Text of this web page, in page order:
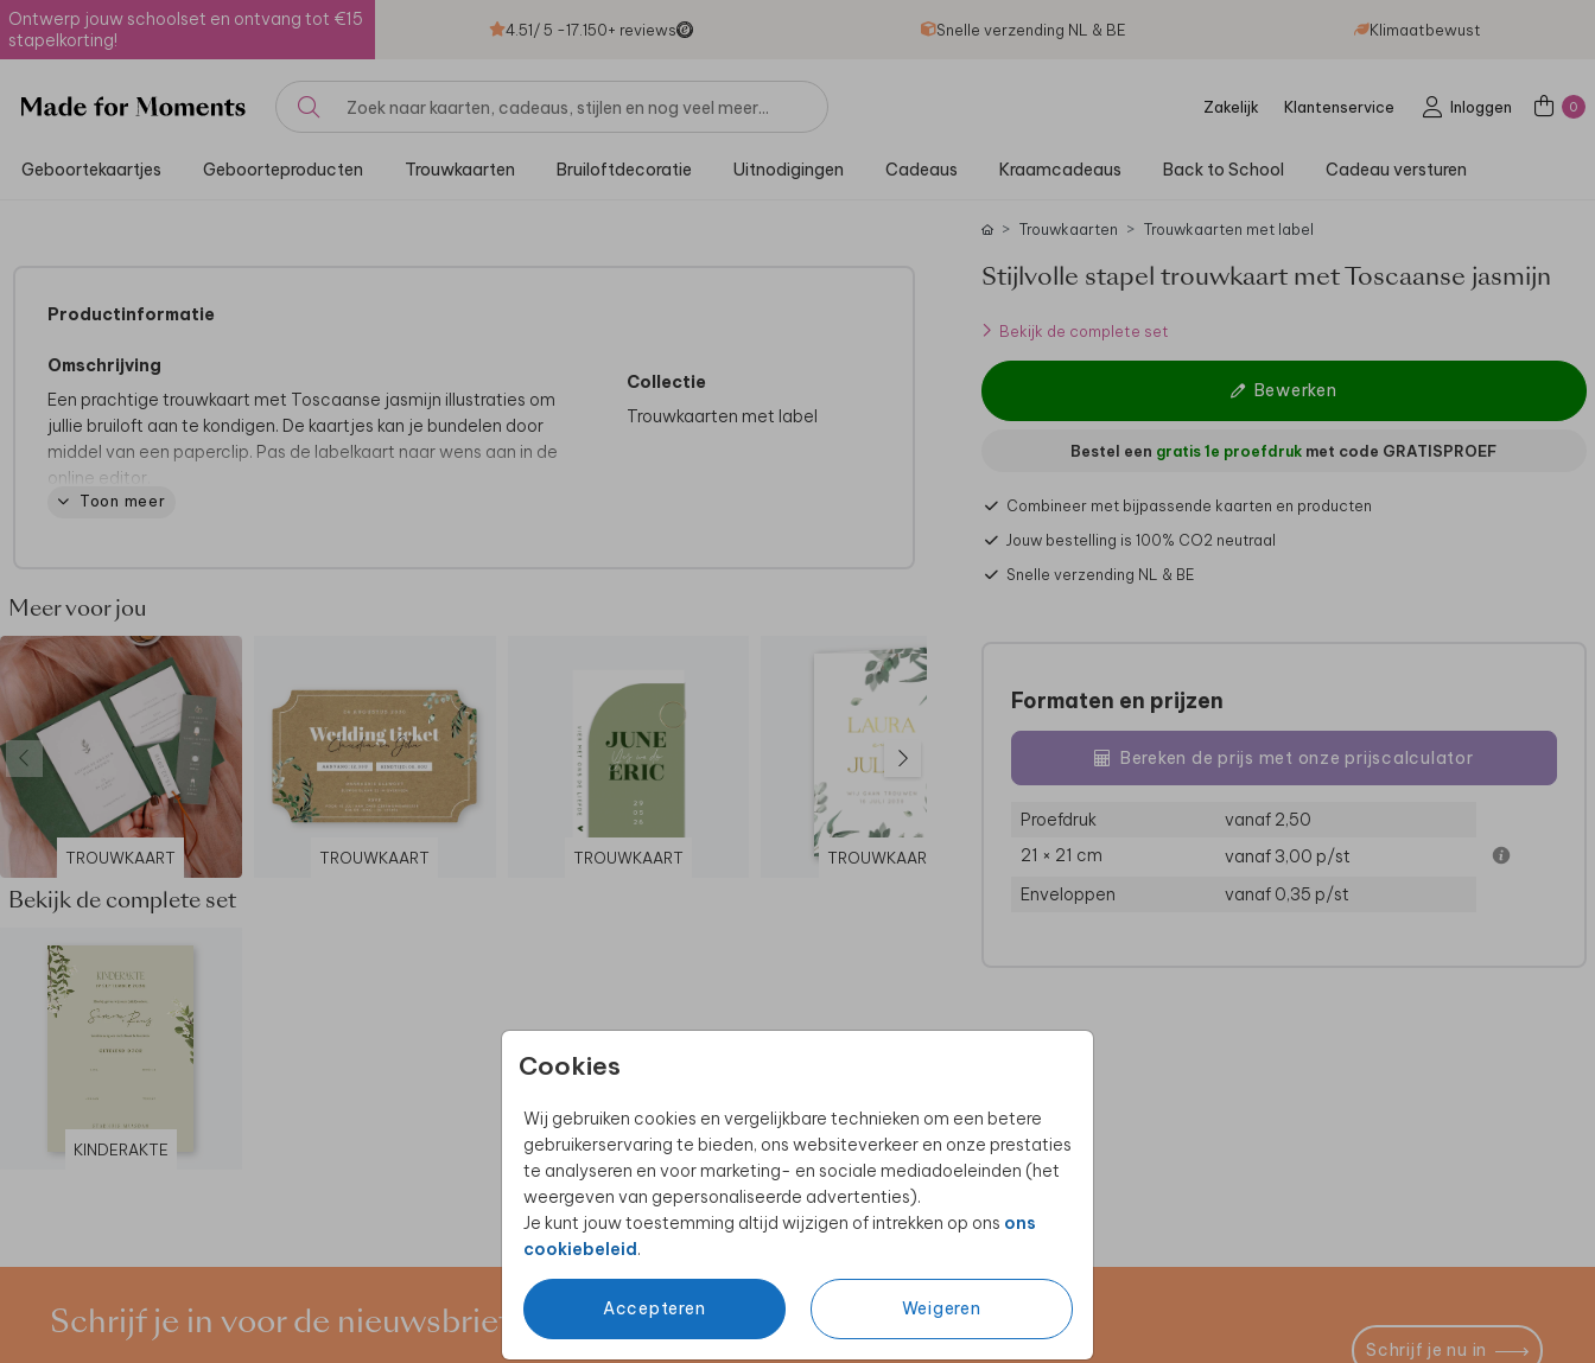
Ontwerp jouw schoolset en ontvang tot €15
stapelkorting!
4.51/ 5 -17.150+ reviews Snelle verzending NL & BE Klimaatbewust
Zakelijk Klantenservice Inloggen 0
Geboortekaartjes Geboorteproducten Trouwkaarten Bruiloftdecoratie Uitnodigingen Cadeaus Kraamcadeaus Back to School Cadeau versturen
Cookies
Wij gebruiken cookies en vergelijkbare technieken om een betere
gebruikerservaring te bieden, ons websiteverkeer en onze prestaties
te analyseren en voor marketing- en sociale mediadoeleinden (het
weergeven van gepersonaliseerde advertenties).
Je kunt jouw toestemming altijd wijzigen of intrekken op ons ons
cookiebeleid.
Accepteren Weigeren
Productinformatie
Omschrijving
Een prachtige trouwkaart met Toscaanse jasmijn illustraties om
jullie bruiloft aan te kondigen. De kaartjes kan je bundelen door
middel van een paperclip. Pas de labelkaart naar wens aan in de
online editor.
Goed om te weten:
Dit product maakt deel uit van
Toon meer
Collectie
Trouwkaarten met label
Meer voor jou
TROUWKAART TROUWKAART TROUWKAART TROUWKAART TROUWKAART TROUWKAART
Bekijk de complete set
KINDERAKTE
Trouwkaarten Trouwkaarten met label
Stijlvolle stapel trouwkaart met Toscaanse jasmijn
Bekijk de complete set
Bewerken
Bestel een gratis 1e proefdruk met code GRATISPROEF
Combineer met bijpassende kaarten en producten
Jouw bestelling is 100% CO2 neutraal
Snelle verzending NL & BE
Formaten en prijzen
Bereken de prijs met onze prijscalculator
Proefdruk
vanaf 2,50
21 × 21 cm
vanaf 3,00 p/st
Enveloppen
vanaf 0,35 p/st
Schrijf je in voor de nieuwsbrief
Schrijf je nu in